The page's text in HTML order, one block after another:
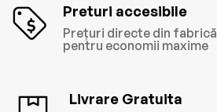
Preturi accesibile
Prețuri directe din fabrică
pentru economii maxime
Livrare Gratuita